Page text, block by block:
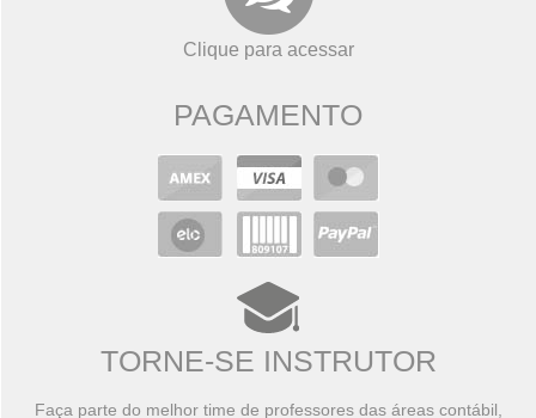
Clique para acessar
PAGAMENTO
TORNE-SE INSTRUTOR
Faça parte do melhor time de professores das áreas contábil,